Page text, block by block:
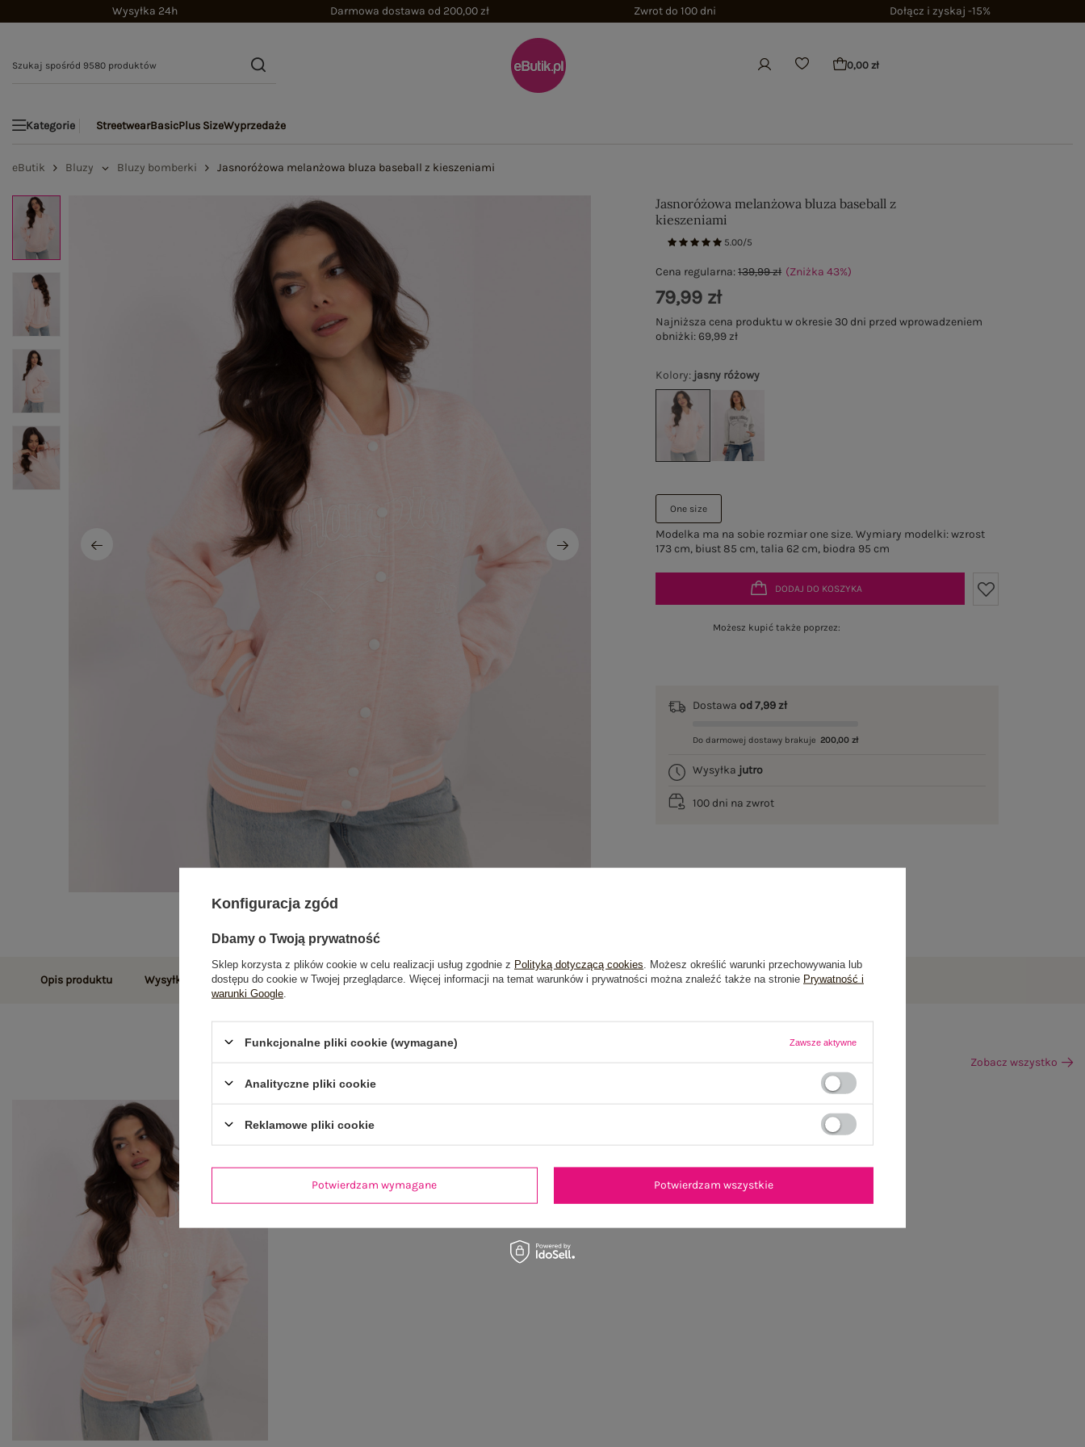
Wysyłka 24h Darmowa dostawa od 200,00 zł Zwrot do 100 dni Dołącz i zyskaj -15%
0,00 zł
Kategorie StreetwearBasicPlus SizeWyprzedaże
eButik Bluzy Bluzy bomberki Jasnoróżowa melanżowa bluza baseball z kieszeniami
Jasnoróżowa melanżowa bluza baseball z
kieszeniami
5.00/5
Kolory: jasny różowy
One size
Modelka ma na sobie rozmiar one size. Wymiary modelki: wzrost
173 cm, biust 85 cm, talia 62 cm, biodra 95 cm
Cena regularna:139,99 zł (Zniżka43%)
79,99 zł
Najniższa cena produktu w okresie 30 dni przed wprowadzeniem
obniżki:69,99 zł
DODAJ DO KOSZYKA
Możesz kupić także poprzez:
Dostawaod 7,99 zł
Do darmowej dostawy brakuje 200,00 zł
Wysyłka jutro
100 dni na zwrot
Opis produktu Wysyłka i dostawa Zwroty i reklamacje Opinie o produkcie(1)
Zobacz wszystko
Konfiguracja zgód
Dbamy o Twoją prywatność
Sklep korzysta z plików cookie w celu realizacji usług zgodnie z Polityką dotyczącą cookies . Możesz określić warunki przechowywania lub
dostępu do cookie w Twojej przeglądarce. Więcej informacji na temat warunków i prywatności można znaleźć także na stronie Prywatność i
warunki Google
Funkcjonalne pliki cookie (wymagane) Zawsze aktywne
Analityczne pliki cookie
Reklamowe pliki cookie
Potwierdzam wymagane Potwierdzam wszystkie